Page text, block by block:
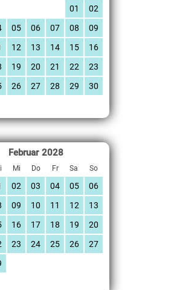
01
02
05 06 07 08
09
12 13 14 15
16
19 20 21 22
23
26 27 28 29
30
Februar 2028
Mi Do Fr Sa So
02 03 04 05
06
09 10 11 12
13
16 17 18 19
20
23 24 25 26
27